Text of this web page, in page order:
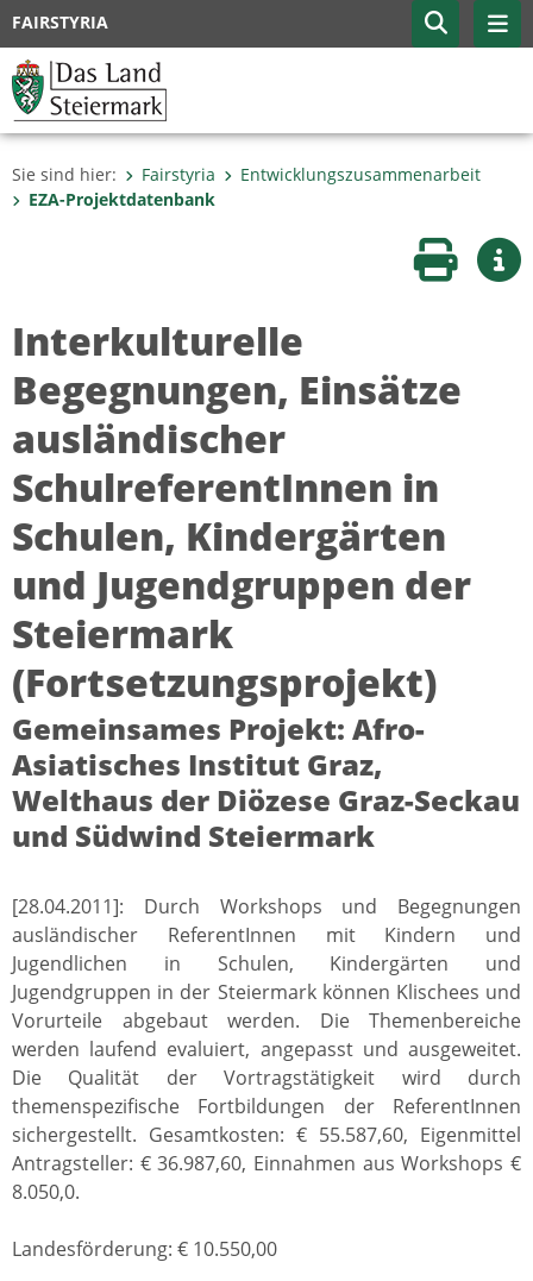
FAIRSTYRIA
Sie sind hier: Fairstyria
Entwicklungszusammenarbeit
EZA-Projektdatenbank
Seite
Interkulturelle
Begegnungen, Einsätze
ausländischer
SchulreferentInnen in
Schulen, Kindergärten
und Jugendgruppen der
Steiermark
(Fortsetzungsprojekt)
Gemeinsames Projekt: Afro-
Asiatisches Institut Graz,
Welthaus der Diözese Graz-Seckau
und Südwind Steiermark
[28.04.2011]: Durch Workshops und Begegnungen
ausländischer ReferentInnen mit Kindern und
Jugendlichen in Schulen, Kindergärten und
Jugendgruppen in der Steiermark können Klischees und
Vorurteile abgebaut werden. Die Themenbereiche
werden laufend evaluiert, angepasst und ausgeweitet.
Die Qualität der Vortragstätigkeit wird durch
themenspezifische Fortbildungen der ReferentInnen
sichergestellt. Gesamtkosten: € 55.587,60, Eigenmittel
Antragsteller: € 36.987,60, Einnahmen aus Workshops €
8.050,0.
Landesförderung: € 10.550,00